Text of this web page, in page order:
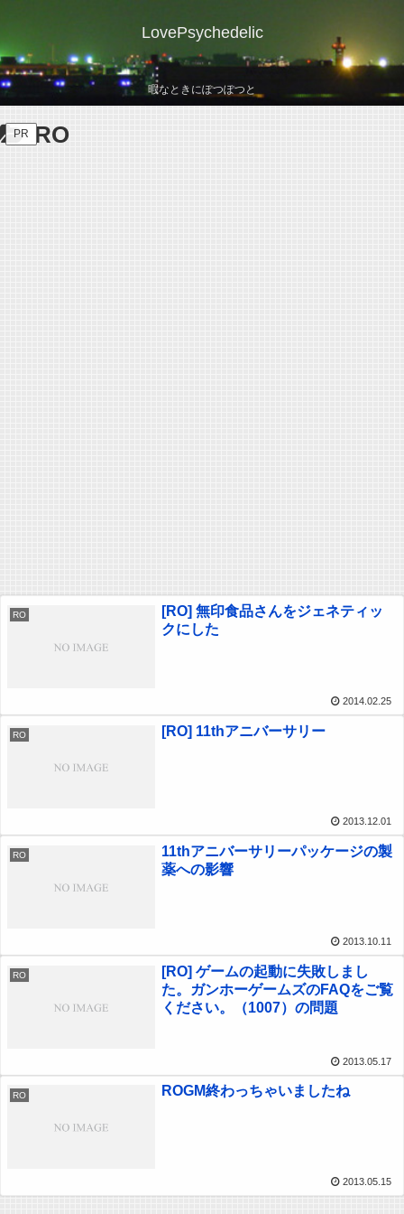
LovePsychedelic
暇なときにぽつぽつと
PR RO
RO
[RO] 無印食品さんをジェネティッ
クにした
2014.02.25
RO [RO] 11thアニバーサリー
2013.12.01
RO
11thアニバーサリーパッケージの製
薬への影響
2013.10.11
RO
[RO] ゲームの起動に失敗しまし
た。ガンホーゲームズのFAQをご覧
ください。（1007）の問題
2013.05.17
RO ROGM終わっちゃいましたね
2013.05.15